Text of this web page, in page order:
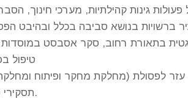
טיפול
תסקירי סביבה ונוף.